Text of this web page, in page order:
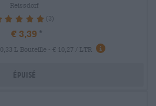
Reissdorf
100% (3)
€ 3,39
0,33 L Bouteille - € 10,27 / LTR
Épuisé